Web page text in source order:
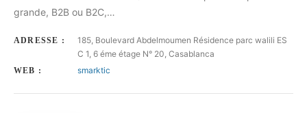
grande, B2B ou B2C,…
ADRESSE :
185, Boulevard Abdelmoumen Résidence parc walili ES
C 1, 6 éme étage N° 20, Casablanca
WEB : smarktic